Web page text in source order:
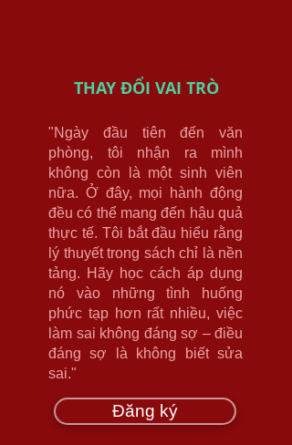
THAY ĐỔI VAI TRÒ
"Ngày đầu tiên đến văn
phòng, tôi nhận ra mình
không còn là một sinh viên
nữa. Ở đây, mọi hành động
đều có thể mang đến hậu quả
thực tế. Tôi bắt đầu hiểu rằng
lý thuyết trong sách chỉ là nền
tảng. Hãy học cách áp dụng
nó vào những tình huống
phức tạp hơn rất nhiều, việc
làm sai không đáng sợ – điều
đáng sợ là không biết sửa
sai."
Đăng ký